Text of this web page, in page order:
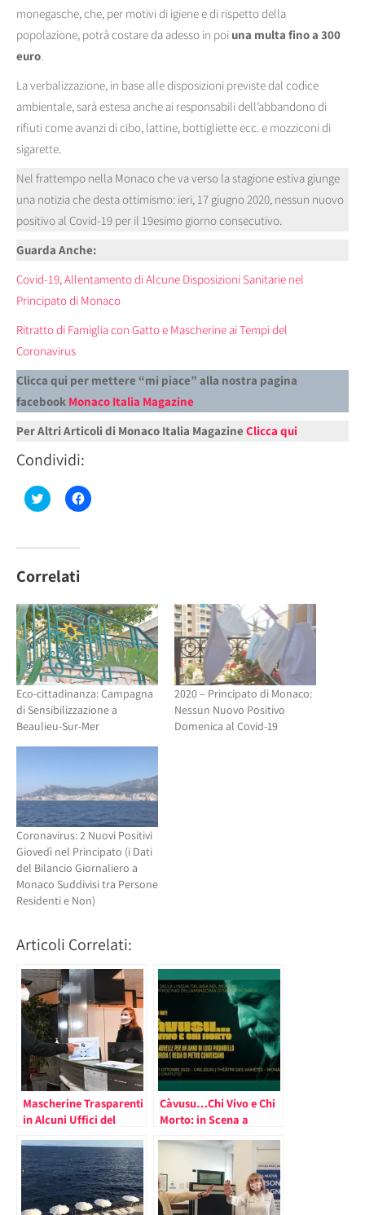
monegasche, che, per motivi di igiene e di rispetto della
popolazione, potrà costare da adesso in poi una multa fino a 300
euro.
La verbalizzazione, in base alle disposizioni previste dal codice
ambientale, sarà estesa anche ai responsabili dell’abbandono di
rifiuti come avanzi di cibo, lattine, bottigliette ecc. e mozziconi di
sigarette.
Nel frattempo nella Monaco che va verso la stagione estiva giunge
una notizia che desta ottimismo: ieri, 17 giugno 2020, nessun nuovo
positivo al Covid-19 per il 19esimo giorno consecutivo.
Guarda Anche:
Covid-19, Allentamento di Alcune Disposizioni Sanitarie nel
Principato di Monaco
Ritratto di Famiglia con Gatto e Mascherine ai Tempi del
Coronavirus
Clicca qui per mettere “mi piace” alla nostra pagina
facebook Monaco Italia Magazine
Per Altri Articoli di Monaco Italia Magazine Clicca qui
Condividi:
Fai
clic
su
(Si
apre
una
nuova
finestra)
Fai
clic
nuova
finestra)
Correlati
Eco-cittadinanza: Campagna
di Sensibilizzazione a
Beaulieu-Sur-Mer
2020 – Principato di Monaco:
Nessun Nuovo Positivo
Domenica al Covid-19
Coronavirus: 2 Nuovi Positivi
Giovedì nel Principato (i Dati
del Bilancio Giornaliero a
Monaco Suddivisi tra Persone
Residenti e Non)
Articoli Correlati:
Mascherine Trasparenti
in Alcuni Uffici del
Comunicare Meglio con
Chi Non Ci Sente
Càvusu…Chi Vivo e Chi
Morto: in Scena a
Pirandello